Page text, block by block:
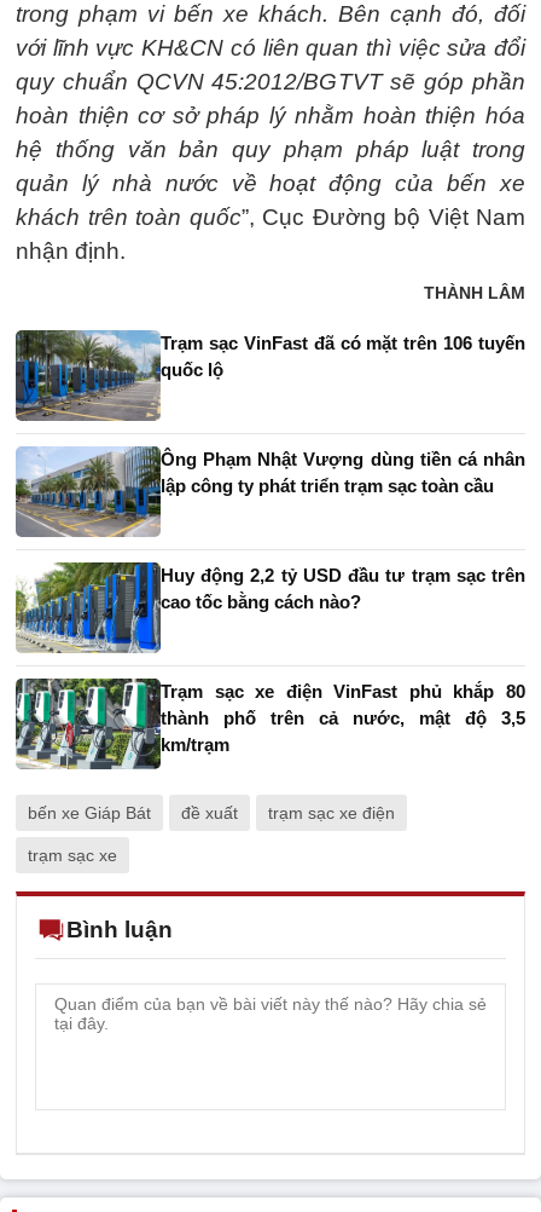
trong phạm vi bến xe khách. Bên cạnh đó, đối
với lĩnh vực KH&CN có liên quan thì việc sửa đổi
quy chuẩn QCVN 45:2012/BGTVT sẽ góp phần
hoàn thiện cơ sở pháp lý nhằm hoàn thiện hóa
hệ thống văn bản quy phạm pháp luật trong
quản lý nhà nước về hoạt động của bến xe
khách trên toàn quốc”, Cục Đường bộ Việt Nam
nhận định.
THÀNH LÂM
Trạm sạc VinFast đã có mặt trên 106 tuyến
quốc lộ
Ông Phạm Nhật Vượng dùng tiền cá nhân
lập công ty phát triển trạm sạc toàn cầu
Huy động 2,2 tỷ USD đầu tư trạm sạc trên
cao tốc bằng cách nào?
Trạm sạc xe điện VinFast phủ khắp 80
thành phố trên cả nước, mật độ 3,5
km/trạm
bến xe Giáp Bát đề xuất trạm sạc xe điện
trạm sạc xe
Bình luận